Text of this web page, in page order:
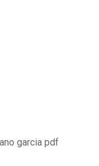
garcia pdf